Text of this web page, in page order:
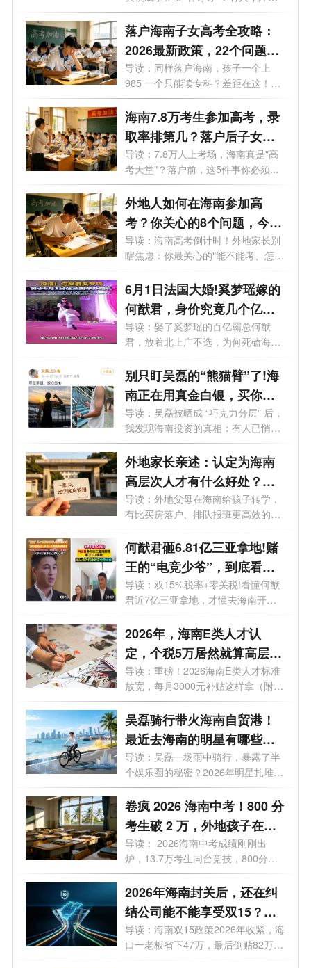
关税...
落户海南子女高考全攻略：
2026最新政策，22个问题一
次说透（家长必看）
导读：同样落户海南，孩子一个上
985 一个只能读专科？差距在这！很
多人落...
海南7.8万考生参加高考，录
取率排第几？落户后子女能
马上随迁转学吗？一文读懂
导读：7.8万人上考场，海南真是"高
考天堂"？落户前，这5件事你必须...
外地人如何在海南参加高
考？你关心的8个问题，今天
一次性说清楚
导读：海南高考倒计时！外地家长别
瞎焦虑：你最关心的"能不能考、怎
么...
6月1日法国大婚!奚梦瑶嫁的
何猷君，身价究竟几个亿？
为何悄悄盯上了海南？
导读：娶了奚梦瑶的百亿霸总何猷
君，放着北上广不选，为何死磕海
南？真相...
别只盯吴磊的“熊猫臂”了!海
南正在用真金白银，买你愿
意留下的时间
导读：吴磊被晒成 “巧克力分层” 后，
我发现海南投资的真相：有人已悄
悄...
外地家长亲述：认定为海南
高层次人才有什么好处？一
张“人才卡”比学区房管用
导读：外地父母在海南给孩子转学，
有比买房落户、排队报班更高效的路
子吗...
何猷君砸6.81亿三亚拿地!赌
王的“电竞少爷”，到底看中
了海南什么？
导读：双15%税率+零关税!看懂何猷
君近7亿三亚拿地，才懂去海南开公
司有多香...
2026年，海南E类人才认
定，个税5万居然就算高层次
人才了？
导读：重磅！2026海南E类人才标准
放宽，每月3000元补贴这样拿（附全
攻略）。...
吴磊骑行带火海南自贸港！
最近去海南的明星有哪些？
2026 海南有哪些明星注册公
司？
导读：吴磊一场雨中骑行，暴露了半
个娱乐圈的秘密？2026年明星扎堆去
海南...
卷疯 2026 海南中考！800 分
考生破 2 万，外地孩子在海
南中考需要什么条件？高层
次人才子女政策 + 报名流程
导读： 2026海南中考成绩刚刚出
炉，13.7万考生同台竞技，800分以
上突破2万人...
2026年海南封关后，还在纠
结公司能不能享受双15？先
看完这4个真实案例
导读：海南双15政策2026年收紧，海
口一老板省下47万，最后倒贴82万，
这3个坑...